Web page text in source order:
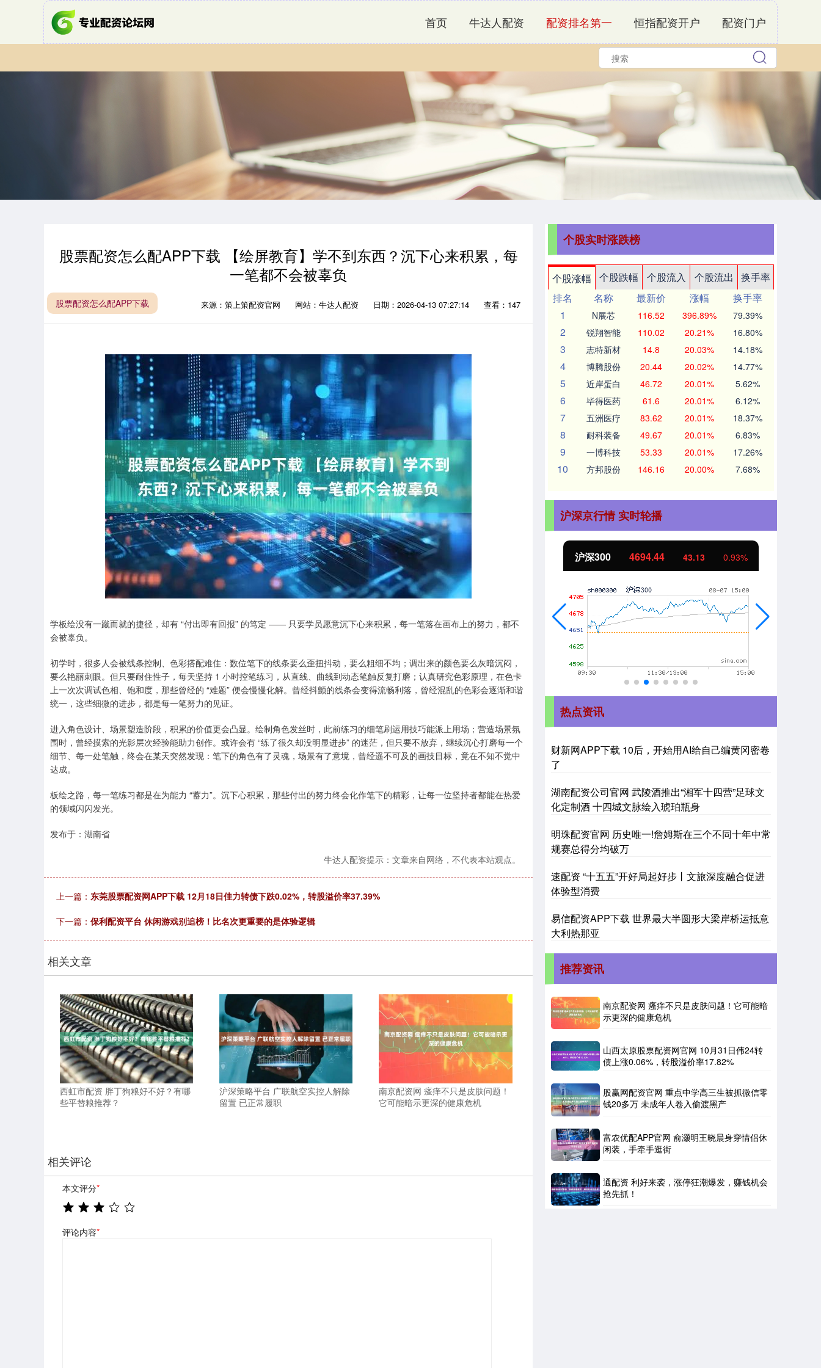
首页 牛达人配资 配资排名第一 恒指配资开户 配资门户
股票配资怎么配APP下载 【绘屏教育】学不到东西？沉下心来积累，每
一笔都不会被辜负
股票配资怎么配APP下载 来源：策上策配资官网 网站：牛达人配资 日期：2026-04-13 07:27:14 查看：147
学板绘没有一蹴而就的捷径，却有 “付出即有回报” 的笃定 —— 只要学员愿意沉下心来积累，每一笔落在画布上的努力，都不
会被辜负。
初学时，很多人会被线条控制、色彩搭配难住：数位笔下的线条要么歪扭抖动，要么粗细不均；调出来的颜色要么灰暗沉闷，
要么艳丽刺眼。但只要耐住性子，每天坚持 1 小时控笔练习，从直线、曲线到动态笔触反复打磨；认真研究色彩原理，在色卡
上一次次调试色相、饱和度，那些曾经的 “难题” 便会慢慢化解。曾经抖颤的线条会变得流畅利落，曾经混乱的色彩会逐渐和谐
统一，这些细微的进步，都是每一笔努力的见证。
进入角色设计、场景塑造阶段，积累的价值更会凸显。绘制角色发丝时，此前练习的细笔刷运用技巧能派上用场；营造场景氛
围时，曾经摸索的光影层次经验能助力创作。或许会有 “练了很久却没明显进步” 的迷茫，但只要不放弃，继续沉心打磨每一个
细节、每一处笔触，终会在某天突然发现：笔下的角色有了灵魂，场景有了意境，曾经遥不可及的画技目标，竟在不知不觉中
达成。
板绘之路，每一笔练习都是在为能力 “蓄力”。沉下心积累，那些付出的努力终会化作笔下的精彩，让每一位坚持者都能在热爱
的领域闪闪发光。
发布于：湖南省
牛达人配资提示：文章来自网络，不代表本站观点。
上一篇： 东莞股票配资网APP下载 12月18日佳力转债下跌0.02%，转股溢价率37.39%
下一篇： 保利配资平台 休闲游戏别追榜！比名次更重要的是体验逻辑
相关文章
西虹市配资 胖丁狗粮好不好？有哪
些平替粮推荐？
沪深策略平台 广联航空实控人解除
留置 已正常履职
南京配资网 瘙痒不只是皮肤问题！
它可能暗示更深的健康危机
相关评论
本文评分*
评论内容*
个股实时涨跌榜
个股涨幅 个股跌幅 个股流入 个股流出
换手率
排名
名称 最新价 涨幅
换手率
1
N展芯 116.52 396.89% 79.39%
2 锐翔智能 110.02 20.21% 16.80%
3 志特新材 14.8 20.03% 14.18%
4 博腾股份 20.44 20.02% 14.77%
5 近岸蛋白 46.72 20.01% 5.62%
6 毕得医药 61.6 20.01% 6.12%
7 五洲医疗 83.62 20.01% 18.37%
8 耐科装备 49.67 20.01% 6.83%
9 一博科技 53.33 20.01% 17.26%
10 方邦股份 146.16 20.00% 7.68%
沪深京行情 实时轮播
上证指数 3940.04 39.68 1.02% 深证成指 14311.01 200.89 沪深300 4694.44 43.13 0.93%
热点资讯
财新网APP下载 10后，开始用AI给自己编黄冈密卷
了
湖南配资公司官网 武陵酒推出“湘军十四营”足球文
化定制酒 十四城文脉绘入琥珀瓶身
明珠配资官网 历史唯一!詹姆斯在三个不同十年中常
规赛总得分均破万
速配资 “十五五”开好局起好步丨文旅深度融合促进
体验型消费
易信配资APP下载 世界最大半圆形大梁岸桥运抵意
大利热那亚
推荐资讯
南京配资网 瘙痒不只是皮肤问题！它可能暗
示更深的健康危机
山西太原股票配资网官网 10月31日伟24转
债上涨0.06%，转股溢价率17.82%
股赢网配资官网 重点中学高三生被抓微信零
钱20多万 未成年人卷入偷渡黑产
富农优配APP官网 俞灏明王晓晨身穿情侣休
闲装，手牵手逛街
通配资 利好来袭，涨停狂潮爆发，赚钱机会
抢先抓！